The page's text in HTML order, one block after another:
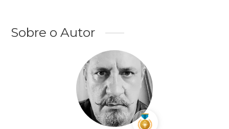
Sobre o Autor